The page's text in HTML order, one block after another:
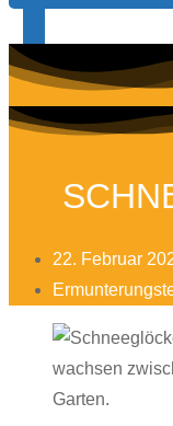
22. Februar